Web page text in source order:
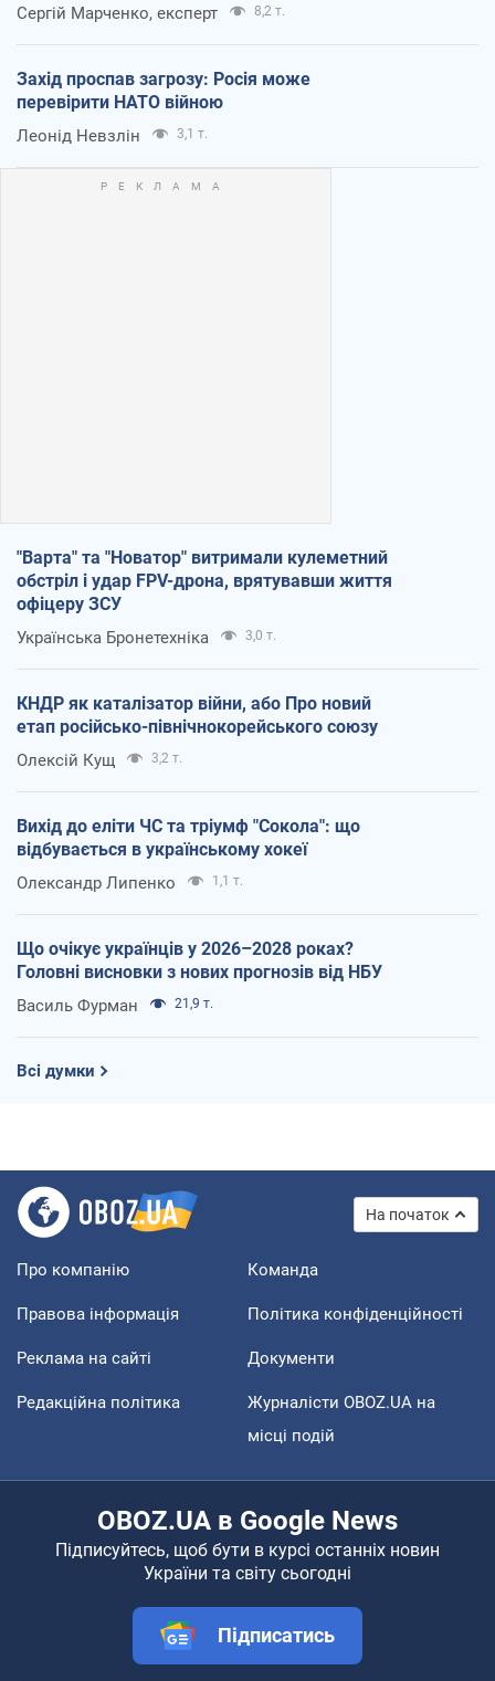
Сергій Марченко, експерт 8,2 т.
Захід проспав загрозу: Росія може
перевірити НАТО війною
Леонід Невзлін 3,1 т.
"Варта" та "Новатор" витримали кулеметний
обстріл і удар FPV-дрона, врятувавши життя
офіцеру ЗСУ
Українська Бронетехніка 3,0 т.
КНДР як каталізатор війни, або Про новий
етап російсько-північнокорейського союзу
Олексій Кущ 3,2 т.
Вихід до еліти ЧС та тріумф "Сокола": що
відбувається в українському хокеї
Олександр Липенко 1,1 т.
Що очікує українців у 2026–2028 роках?
Головні висновки з нових прогнозів від НБУ
Василь Фурман 21,9 т.
Всі думки
На початок
Про компанію Команда
Правова інформація Політика конфіденційності
Реклама на сайті Документи
Редакційна політика
Журналісти OBOZ.UA на
місці подій
OBOZ.UA в Google News
Підписуйтесь, щоб бути в курсі останніх новин
України та світу сьогодні
Підписатись